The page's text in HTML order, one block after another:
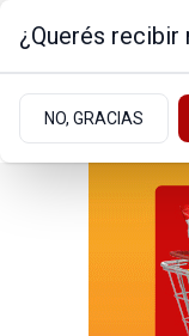
¿Querés
NO, GRACIAS